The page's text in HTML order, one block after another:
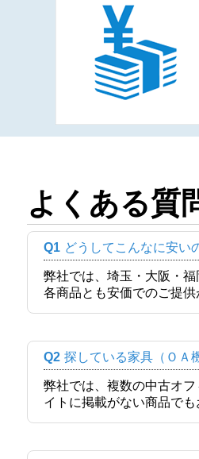
よくある質
Q1 どうしてこんなに安い
弊社では、埼玉・大阪・
各商品とも安価でのご提供
Q2 探している家具（ＯＡ
弊社では、複数の中古オ
イトに掲載がない商品で